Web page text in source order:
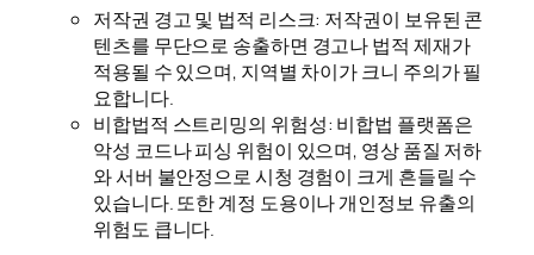
저작권 경고 및 법적 리스크: 저작권이 보유된 콘
텐츠를 무단으로 송출하면 경고나 법적 제재가
적용될 수 있으며, 지역별 차이가 크니 주의가 필
요합니다.
비합법적 스트리밍의 위험성: 비합법 플랫폼은
악성 코드나 피싱 위험이 있으며, 영상 품질 저하
와 서버 불안정으로 시청 경험이 크게 흔들릴 수
있습니다. 또한 계정 도용이나 개인정보 유출의
위험도 큽니다.